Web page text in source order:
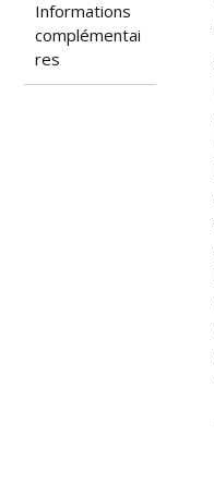
Informations
complémentai
res